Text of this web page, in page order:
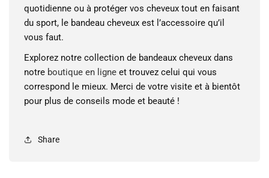
quotidienne ou à protéger vos cheveux tout en faisant
du sport, le bandeau cheveux est l’accessoire qu’il
vous faut.
Explorez notre collection de bandeaux cheveux dans
notre boutique en ligne et trouvez celui qui vous
correspond le mieux. Merci de votre visite et à bientôt
pour plus de conseils mode et beauté !
Share